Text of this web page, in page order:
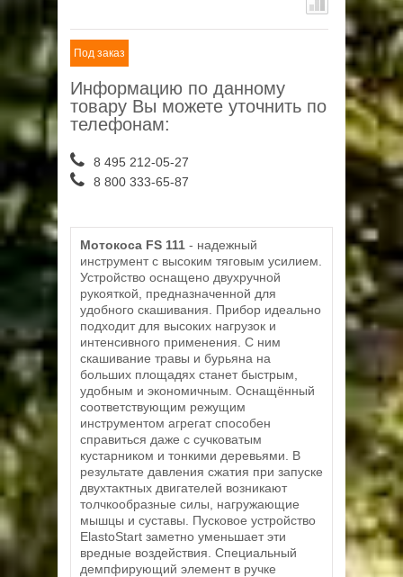
Под заказ
Информацию по данному
товару Вы можете уточнить по
телефонам:
8 495 212-05-27
8 800 333-65-87
Мотокоса FS 111 - надежный
инструмент с высоким тяговым усилием.
Устройство оснащено двухручной
рукояткой, предназначенной для
удобного скашивания. Прибор идеально
подходит для высоких нагрузок и
интенсивного применения. С ним
скашивание травы и бурьяна на
больших площадях станет быстрым,
удобным и экономичным. Оснащённый
соответствующим режущим
инструментом агрегат способен
справиться даже с сучковатым
кустарником и тонкими деревьями. В
результате давления сжатия при запуске
двухтактных двигателей возникают
толчкообразные силы, нагружающие
мышцы и суставы. Пусковое устройство
ElastoStart заметно уменьшает эти
вредные воздействия. Специальный
демпфирующий элемент в ручке